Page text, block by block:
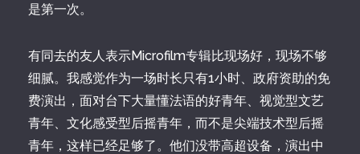
是第一次。
有同去的友人表示Microfilm专辑比现场好，现场不够
细腻。我感觉作为一场时长只有1小时、政府资助的免
费演出，面对台下大量懂法语的好青年、视觉型文艺
青年、文化感受型后摇青年，而不是尖端技术型后摇
青年，这样已经足够了。他们没带高超设备，演出中